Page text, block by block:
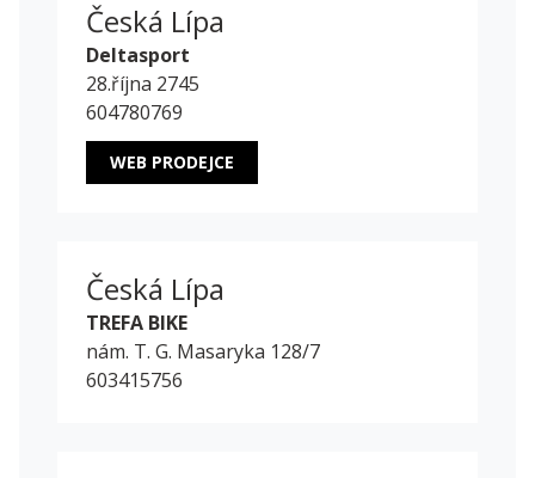
Česká Lípa
Deltasport
28.října 2745
604780769
WEB PRODEJCE
Česká Lípa
TREFA BIKE
nám. T. G. Masaryka 128/7
603415756